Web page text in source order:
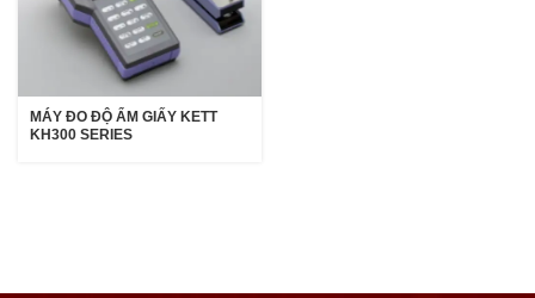
MÁY ĐO ĐỘ ẨM GIẤY KETT
KH300 SERIES